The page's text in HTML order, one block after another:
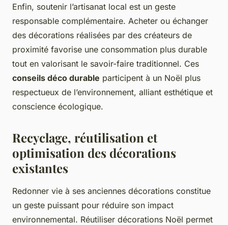
Enfin, soutenir l’artisanat local est un geste
responsable complémentaire. Acheter ou échanger
des décorations réalisées par des créateurs de
proximité favorise une consommation plus durable
tout en valorisant le savoir-faire traditionnel. Ces
conseils déco durable participent à un Noël plus
respectueux de l’environnement, alliant esthétique et
conscience écologique.
Recyclage, réutilisation et
optimisation des décorations
existantes
Redonner vie à ses anciennes décorations constitue
un geste puissant pour réduire son impact
environnemental. Réutiliser décorations Noël permet